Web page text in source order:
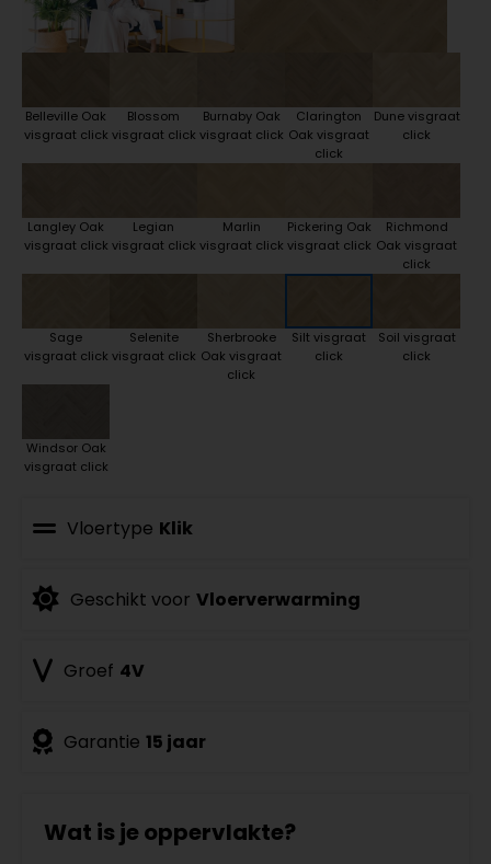
Belleville Oak
visgraat click
Blossom
visgraat click
Burnaby Oak
visgraat click
Clarington
Oak visgraat
click
Dune visgraat
click
Langley Oak
visgraat click
Legian
visgraat click
Marlin
visgraat click
Pickering Oak
visgraat click
Richmond
Oak visgraat
click
Sage
visgraat click
Selenite
visgraat click
Sherbrooke
Oak visgraat
click
Silt visgraat
click
Soil visgraat
click
Windsor Oak
visgraat click
Vloertype Klik
Geschikt voor Vloerverwarming
Groef 4V
Garantie 15 jaar
Wat is je oppervlakte?